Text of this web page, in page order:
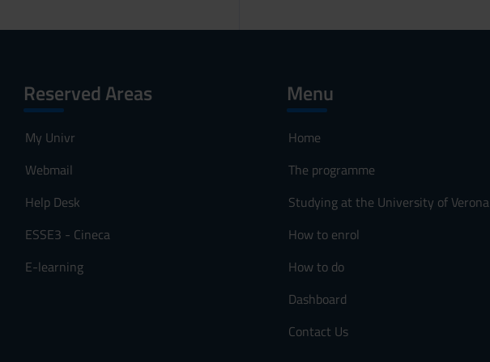
Reserved Areas
My Univr
Webmail
Help Desk
ESSE3 - Cineca
E-learning
Menu
Home
The programme
Studying at the University of Verona
How to enrol
How to do
Dashboard
Contact Us